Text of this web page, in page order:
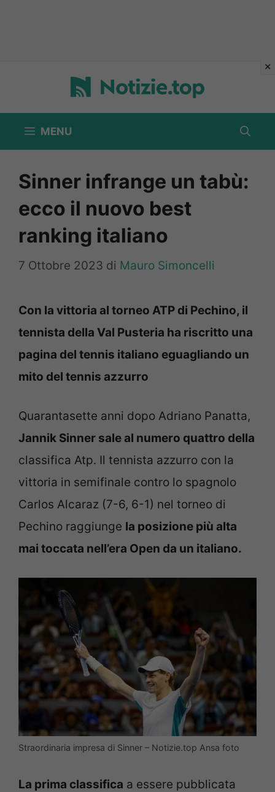
contenuto
MENU
Sinner infrange un tabù:
ecco il nuovo best
ranking italiano
7 Ottobre 2023 di Mauro Simoncelli
Con la vittoria al torneo ATP di Pechino, il
tennista della Val Pusteria ha riscritto una
pagina del tennis italiano eguagliando un
mito del tennis azzurro
Quarantasette anni dopo Adriano Panatta,
Jannik Sinner sale al numero quattro della
classifica Atp. Il tennista azzurro con la
vittoria in semifinale contro lo spagnolo
Carlos Alcaraz (7-6, 6-1) nel torneo di
Pechino raggiunge la posizione più alta
mai toccata nell’era Open da un italiano.
Straordinaria impresa di Sinner – Notizie.top Ansa foto
La prima classifica a essere pubblicata